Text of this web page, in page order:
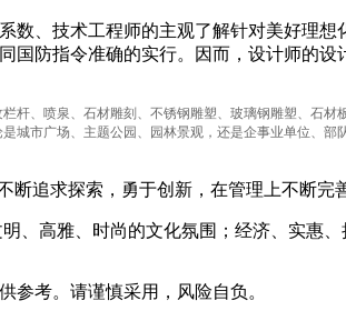
、技术工程师的主观了解针对美好理想
防指令准确的实行。因而，设计师的设
杆、喷泉、石材雕刻、不锈钢雕塑、玻璃钢雕塑、石
城市广场、主题公园、园林景观，还是企事业单位、
追求探索，勇于创新，在管理上不断完
、高雅、时尚的文化氛围；经济、实惠
参考。请谨慎采用，风险自负。